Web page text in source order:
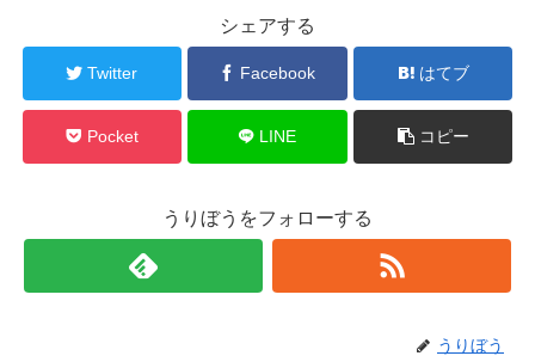
シェアする
Twitter Facebook はてブ
Pocket LINE コピー
うりぼうをフォローする
うりぼう